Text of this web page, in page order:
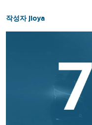
작성자 jloya